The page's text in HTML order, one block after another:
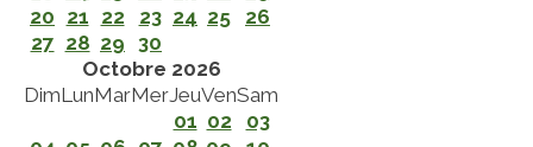
20 21 22 23 24 25
26
27 28 29 30
Octobre 2026
DimLunMarMerJeuVenSam
01 02
03